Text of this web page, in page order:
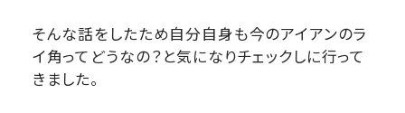
そんな話をしたため自分自身も今のアイアンのラ
イ角ってどうなの？と気になりチェックしに行って
きました。